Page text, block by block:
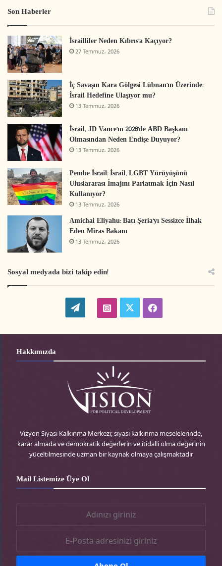
Bölümünden Doç. Dr. Yusuf ADIGÜZEL ve Yrd.
Doç. Dr. Murat ŞENTÜRK, KMÜ Siyaset Bilimi ve
Uluslararası İlişkiler Bölüm Başkanı Yrd. Doç. Dr.
Yusuf SAYIN, IDSB (İslam Dünyası STK'lar Birliği)
Kurumsal İletişim Koordinatörü Adil
YARANGÜMELİ, HAK-İŞ/HİZMET-İŞ Sendikası
Basın Müşaviri Sami SANDAL, Filistin Meslek
Sendikaları Uluslararası Oluşumu Genel Sekreteri
Maher SHAWISH, Filistinli Araştırmacı Yazar Dr.
Said ALHAJ’ın katılım gösterdiği toplantıda Türk
ve Filistinli uzmanlar arasında konuyla ilgili bilgi
ve tecrübe alışverişi gerçekleştirildi.
Toplantı Vizyon Siyasi Kalkınma Merkezi
katılımcılara günün anısına birer hediye takdimi
ile sona erdi.
Son Haberler
İsrailliler Neden Kıbrıs’a Kaçıyor?
27 Temmuz، 2026
İç Savaşın Kara Gölgesi Lübnan’ın Üzerinde:
İsrail Hedefine Ulaşıyor mu?
13 Temmuz، 2026
İsrail, JD Vance’ın 2028’de ABD Başkanı
Olmasından Neden Endişe Duyuyor?
13 Temmuz، 2026
Pembe İsrail: İsrail, LGBT Yürüyüşünü
Uluslararası İmajını Parlatmak İçin Nasıl
Kullanıyor?
13 Temmuz، 2026
Amichai Eliyahu: Batı Şeria’yı Sessizce İlhak
Eden Miras Bakanı
13 Temmuz، 2026
Sosyal medyada bizi takip edin!
P
r
s
t
a
g
a
-
t
e
-
r
k
t
Hakkımızda
Vizyon Siyasi Kalkınma Merkezi; siyasi kalkınma meselelerinde,
karar almada ve demokratik değerlerin ve itidalli olma değerinin
yüceltilmesinde uzman bir kaynak olmaya çalışmaktadır
Mail Listemize Üye Ol